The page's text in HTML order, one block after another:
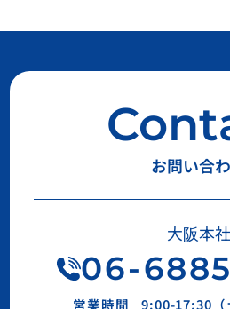
お問い合
大阪本社
06-6885
営業時間 9:00-17:30（